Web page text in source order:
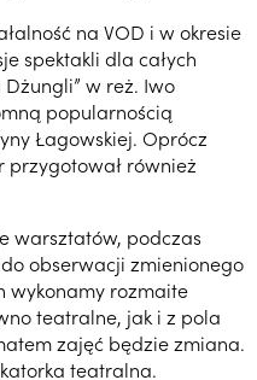
na VOD i w okresie
spektakli dla całych
w reż. Iwo
popularnością
Łagowskiej. Oprócz
również
warsztatów, podczas
obserwacji zmienionego
wykonamy rozmaite
teatralne, jak i z pola
zajęć będzie zmiana.
teatralna.